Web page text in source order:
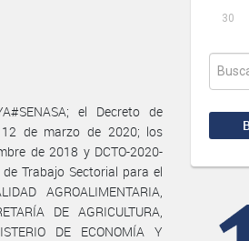
30
el Decreto de
12 de marzo de 2020; los
de 2018 y DCTO-2020-
Trabajo Sectorial para el
AGROALIMENTARIA,
DE AGRICULTURA,
DE ECONOMÍA Y